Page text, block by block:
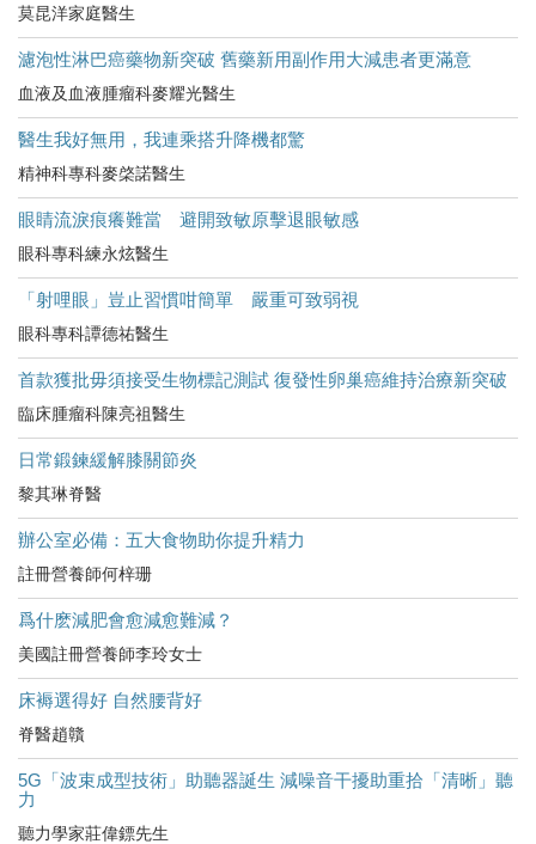
莫昆洋家庭醫生
濾泡性淋巴癌藥物新突破 舊藥新用副作用大減患者更滿意
血液及血液腫瘤科麥耀光醫生
醫生我好無用，我連乘搭升降機都驚
精神科專科麥棨諾醫生
眼睛流淚痕癢難當 避開致敏原擊退眼敏感
眼科專科練永炫醫生
「射哩眼」豈止習慣咁簡單 嚴重可致弱視
眼科專科譚德祐醫生
首款獲批毋須接受生物標記測試 復發性卵巢癌維持治療新突破
臨床腫瘤科陳亮祖醫生
日常鍛鍊緩解膝關節炎
黎其琳脊醫
辦公室必備：五大食物助你提升精力
註冊營養師何梓珊
爲什麽減肥會愈減愈難減？
美國註冊營養師李玲女士
床褥選得好 自然腰背好
脊醫趙贛
5G「波束成型技術」助聽器誕生 減噪音干擾助重拾「清晰」聽
力
聽力學家莊偉鏢先生